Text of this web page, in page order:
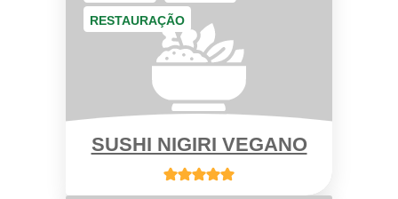
RESTAURAÇÃO
SUSHI NIGIRI VEGANO